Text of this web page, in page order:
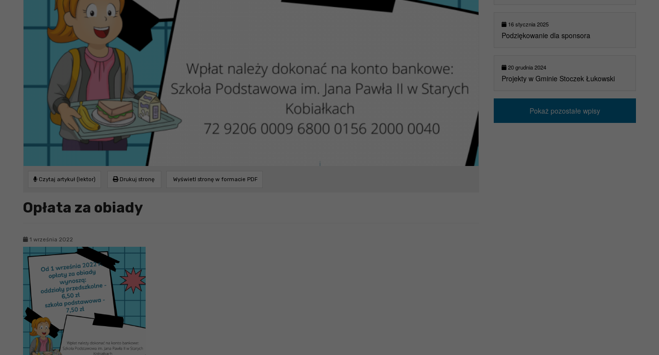
Czytaj artykuł (lektor) Drukuj stronę Wyświetl stronę w formacie PDF
Opłata za obiady
1 września 2022
16 stycznia 2025
Podziękowanie dla sponsora
20 grudnia 2024
Projekty w Gminie Stoczek Łukowski
Pokaż pozostałe wpisy